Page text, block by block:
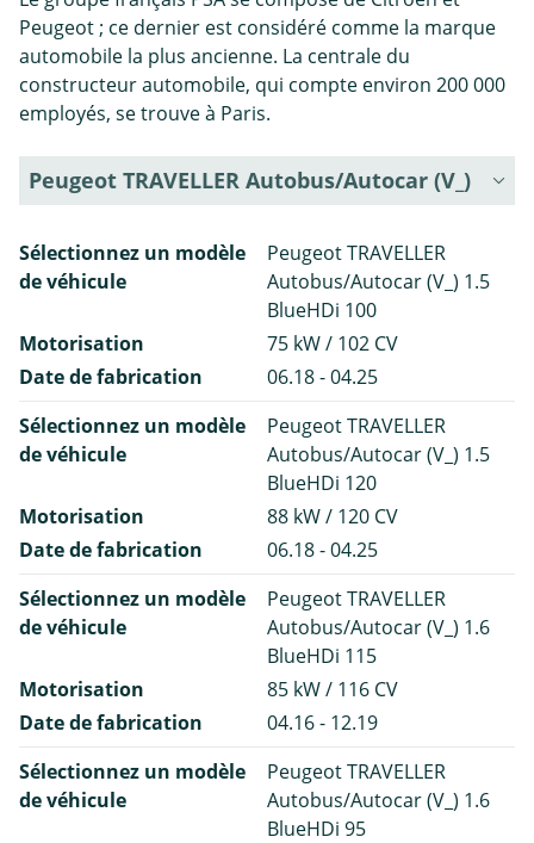
Peugeot ; ce dernier est considéré comme la marque
automobile la plus ancienne. La centrale du
constructeur automobile, qui compte environ 200 000
employés, se trouve à Paris.
Peugeot TRAVELLER Autobus/Autocar (V_)
Sélectionnez un modèle
de véhicule
Peugeot TRAVELLER
Autobus/Autocar (V_) 1.5
BlueHDi 100
Motorisation
75 kW / 102 CV
Date de fabrication
06.18 - 04.25
Sélectionnez un modèle
de véhicule
Peugeot TRAVELLER
Autobus/Autocar (V_) 1.5
BlueHDi 120
Motorisation
88 kW / 120 CV
Date de fabrication
06.18 - 04.25
Sélectionnez un modèle
de véhicule
Peugeot TRAVELLER
Autobus/Autocar (V_) 1.6
BlueHDi 115
Motorisation
85 kW / 116 CV
Date de fabrication
04.16 - 12.19
Sélectionnez un modèle
de véhicule
Peugeot TRAVELLER
Autobus/Autocar (V_) 1.6
BlueHDi 95